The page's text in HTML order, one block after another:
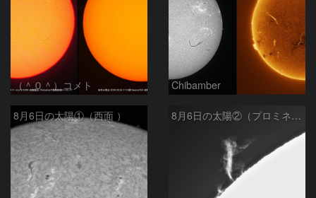
（＾０＾）コメト Chibamber
8月6日の太陽①（西面 ） 8月6日の太陽②（プロミネン北東縁 ）